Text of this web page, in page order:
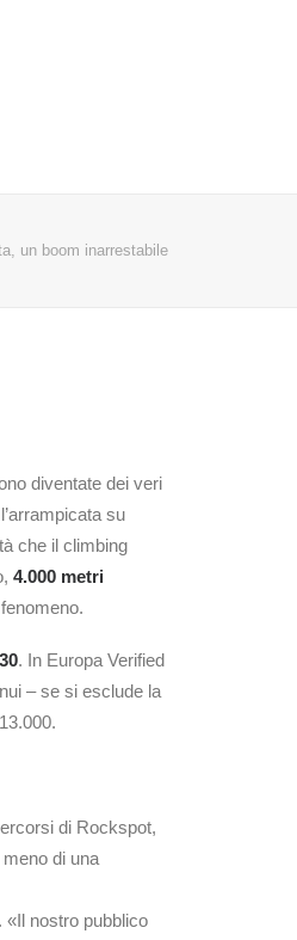
un boom inarrestabile
diventate dei veri
su
che il climbing
4.000 metri
. In Europa Verified
– se si esclude la
di Rockspot,
di una
«Il nostro pubblico